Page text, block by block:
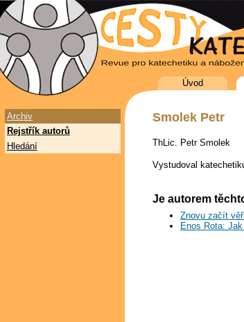
Úvod
Archiv
Rejstřík autorů
Hledání
Smolek Petr
ThLic. Petr Smolek
Vystudoval
Je autorem
Znovu začít
Enos Rota: